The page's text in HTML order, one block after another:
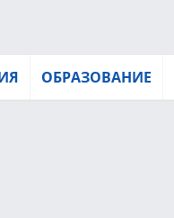
ОБРАЗОВАНИЕ